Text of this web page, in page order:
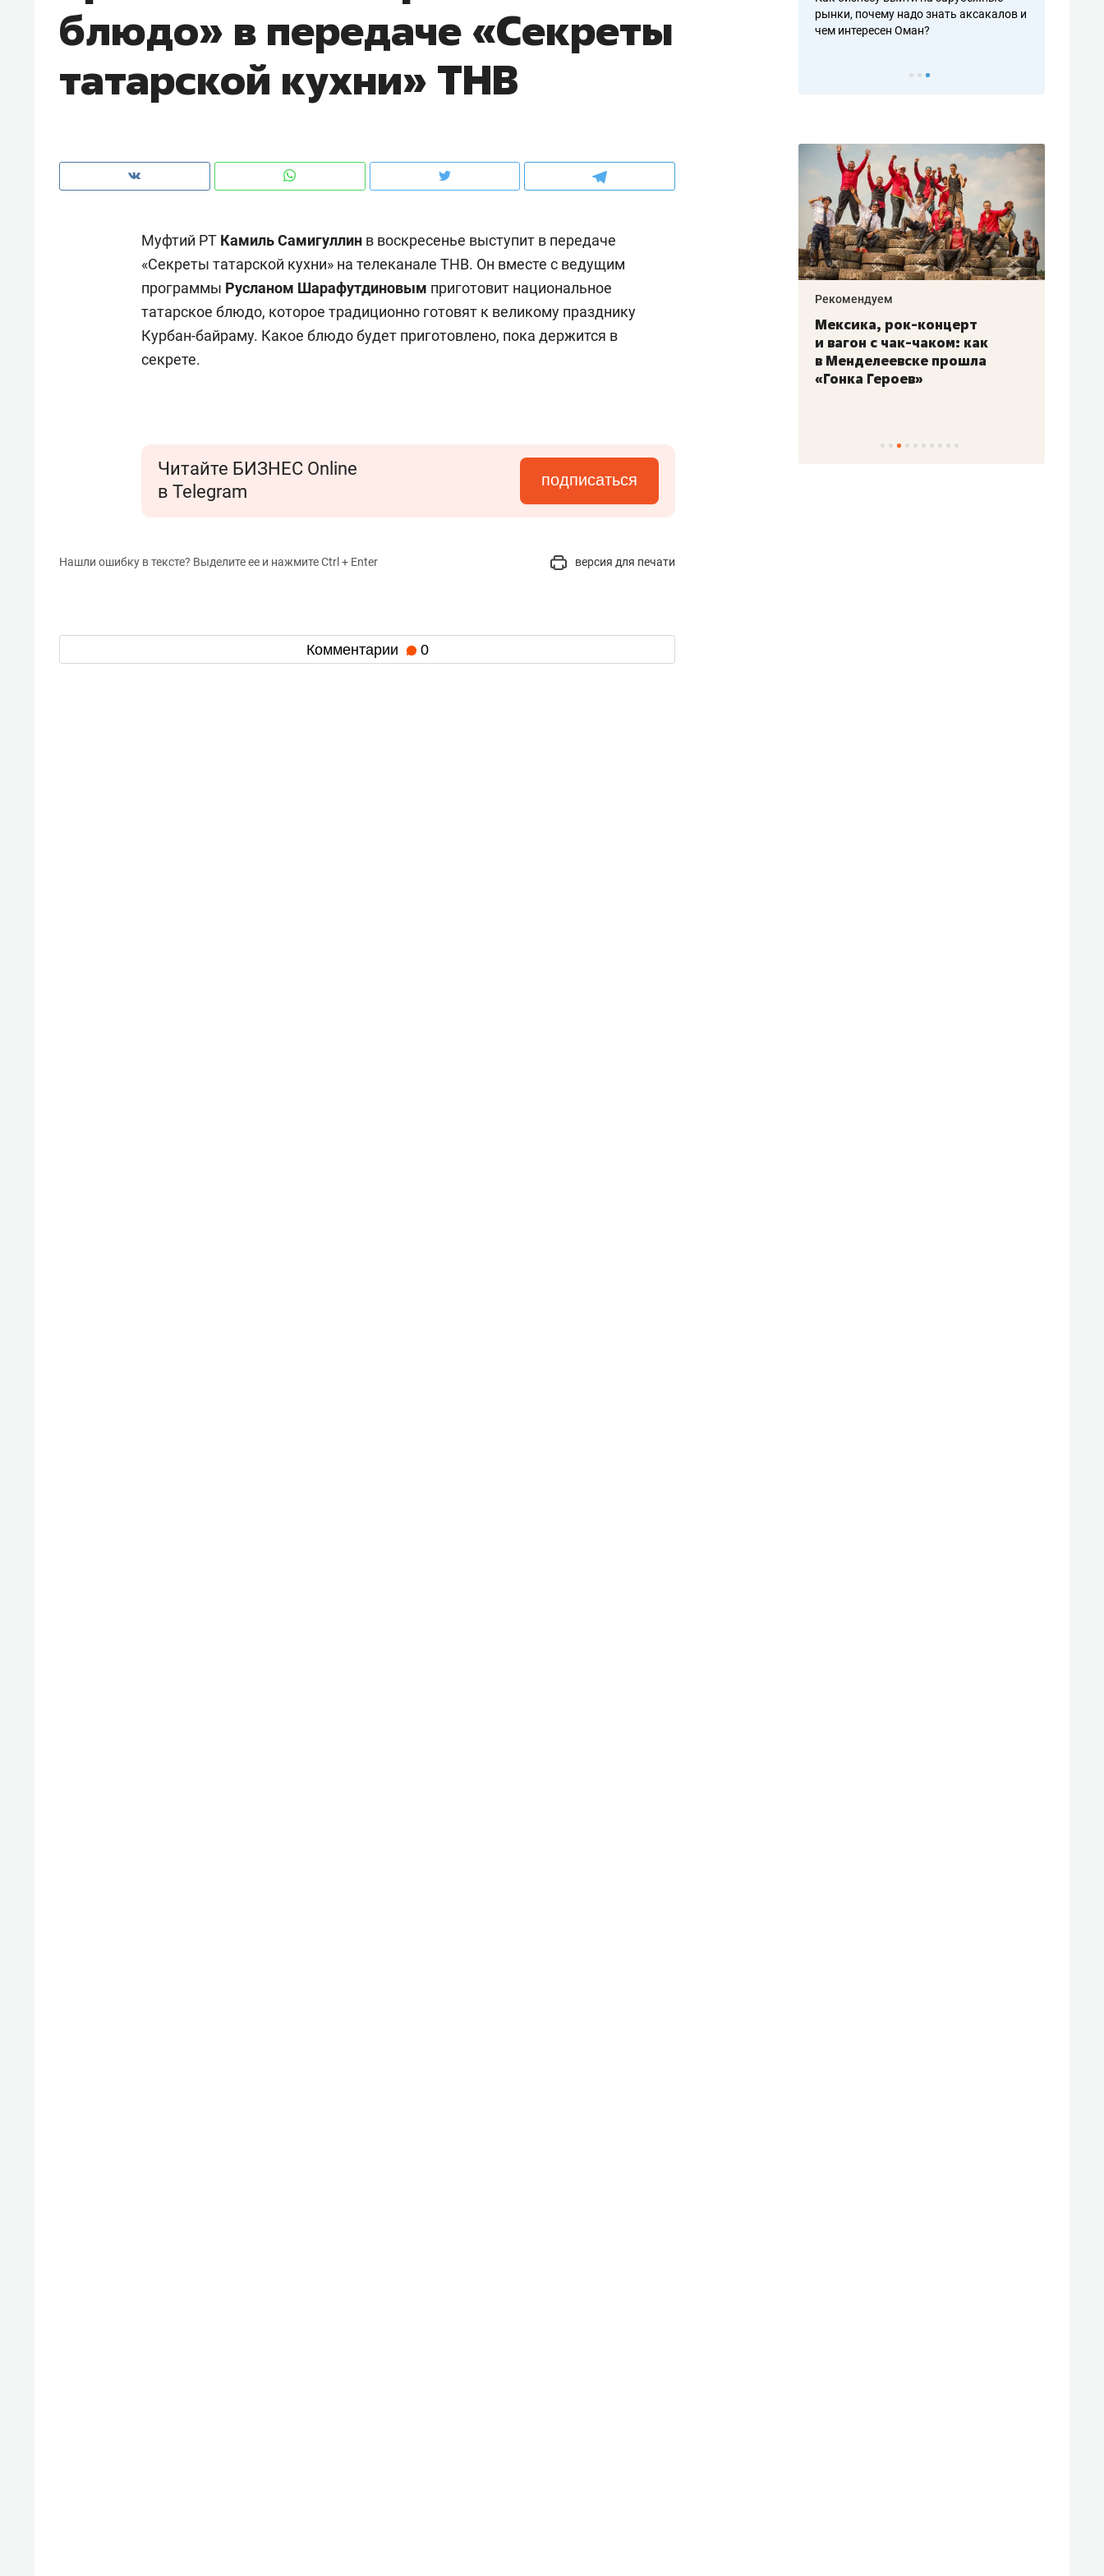
блюдо» в передаче «Секреты
татарской кухни» ТНВ
Муфтий РТ Камиль Самигуллин в воскресенье выступит в передаче
«Секреты татарской кухни» на телеканале ТНВ. Он вместе с ведущим
программы Русланом Шарафутдиновым приготовит национальное
татарское блюдо, которое традиционно готовят к великому празднику
Курбан-байраму. Какое блюдо будет приготовлено, пока держится в
секрете.
Читайте БИЗНЕС Online
в Telegram
подписаться
Нашли ошибку в тексте? Выделите ее и нажмите Ctrl + Enter версия для печати
Комментарии 0
чем интересен Оман?
о трехкратном росте цен, дотошных
клиентах и чудных запросах мастеров
налогах и развитии без кредитов
рынки, почему надо знать аксакалов и
чем интересен Оман?
Рекомендуем
Как ГК «МИР ГРУПП» и ВТБ
создают оазис жилого
комфорта под Казанью
Рекомендуем
150 камер до квартиры и Face
ID вместо ключа: какой будет
Опыт выживания в дикой
природе, работа
Рекомендуем
Мексика, рок-концерт
и вагон с чак-чаком: как
в Менделеевске прошла
«Гонка Героев»